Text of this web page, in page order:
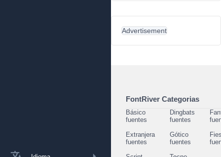
Advertisement
FontRiver Categorias
Básico
fuentes
Dingbats
fuentes
Extranjera
fuentes
Gótico
fuentes